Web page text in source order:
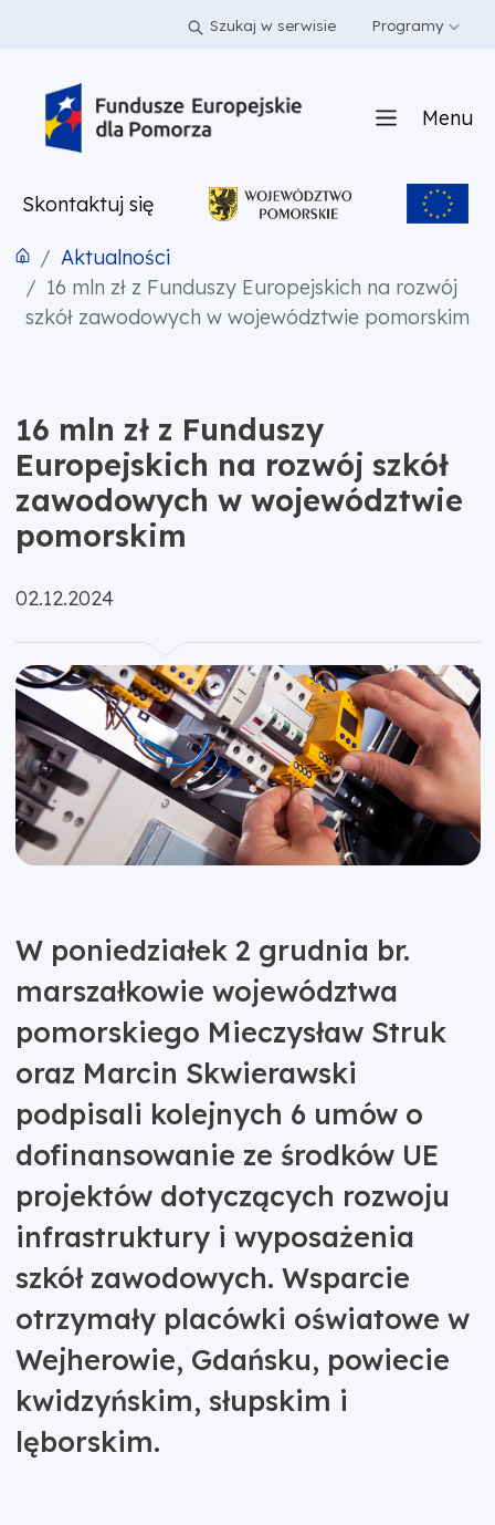
PRZEJDŹ DO TREŚCI Szukaj w serwisie Programy
Menu
Skontaktuj się
Aktualności
16 mln zł z Funduszy Europejskich na rozwój
szkół zawodowych w województwie pomorskim
16 mln zł z Funduszy
Europejskich na rozwój szkół
zawodowych w województwie
pomorskim
Opublikowano:
02.12.2024
W poniedziałek 2 grudnia br.
marszałkowie województwa
pomorskiego Mieczysław Struk
oraz Marcin Skwierawski
podpisali kolejnych 6 umów o
dofinansowanie ze środków UE
projektów dotyczących rozwoju
infrastruktury i wyposażenia
szkół zawodowych. Wsparcie
otrzymały placówki oświatowe w
Wejherowie, Gdańsku, powiecie
kwidzyńskim, słupskim i
lęborskim.